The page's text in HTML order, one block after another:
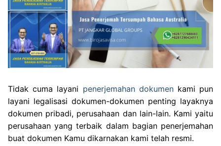
Tidak cuma layani penerjemahan dokumenkami pun
layani legalisasi dokumen-dokumen penting layaknya
dokumen pribadi, perusahaan dan lain-lain. Kami yaitu
perusahaan yang terbaik dalam bagian penerjemahan
buat dokumen Kamu dikarnakan kami telah resmi.